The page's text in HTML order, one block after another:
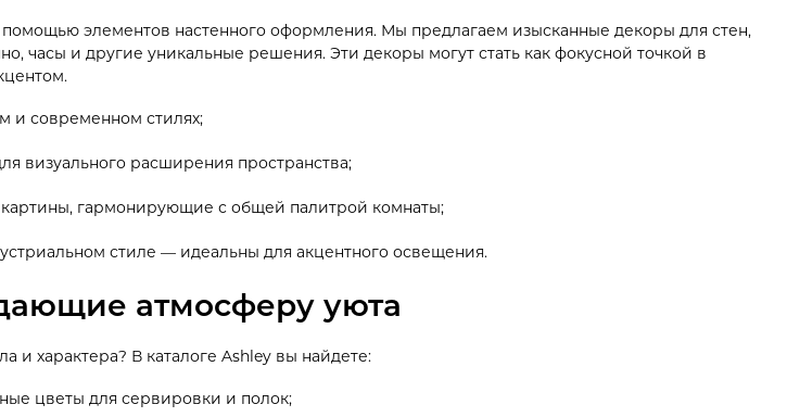
помощью элементов настенного оформления. Мы предлагаем изысканные декоры для стен,
часы и другие уникальные решения. Эти декоры могут стать как фокусной точкой в
и современном стилях;
визуального расширения пространства;
гармонирующие с общей палитрой комнаты;
стиле — идеальны для акцентного освещения.
атмосферу уюта
и характера? В каталоге Ashley вы найдете:
цветы для сервировки и полок;